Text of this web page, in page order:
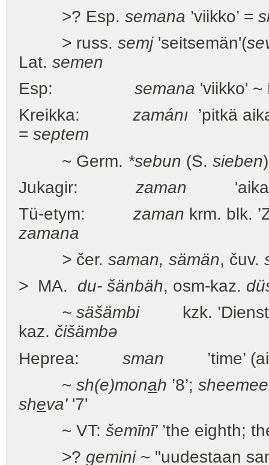
>? Esp. semana ’viikko’ =
> russ. semj'seitsemän'(
Lat. semen
Esp: semana 'viikko'
Kreikka: zamánı ’pitkä
= septem
~ Germ. *sebun (S. sieben
Jukagir: zaman
Tü-etym: zaman krm. blk.
zamana
> čer. saman, sämän, čuv.
> MA. du- šänbäh, osm-kaz.
~ säšämbikzk.
kaz. čišämbə
Heprea: sman ’time’
~ sh(e)monah ’8’;
sheva''7'
~ VT: šemīnī'’the eighth;
>? gemini~ "uudestaan